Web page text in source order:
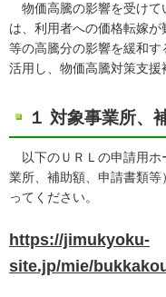
物価高騰の影響を受けて
は、利用者への価格転嫁
等の高騰分の影響を緩和
活用し、物価高騰対策支援
１ 対象事業所、
以下のＵＲＬの申請用ホ
業所、補助額、申請書類
ってください。
https://jimukyoku-
site.jp/mie/